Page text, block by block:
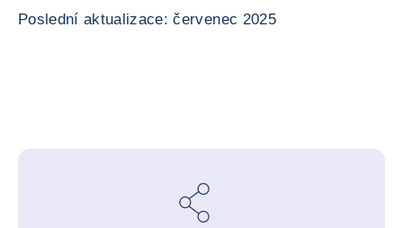
Poslední aktualizace: červenec 2025